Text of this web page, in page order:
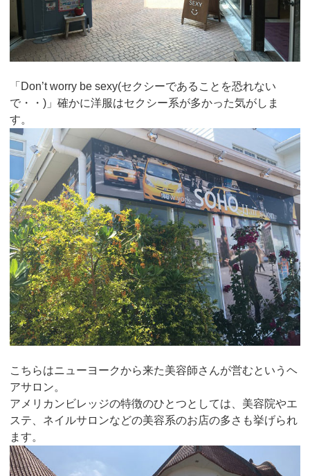
「Don’t worry be sexy(セクシーであることを恐れない
で・・)」確かに洋服はセクシー系が多かった気がしま
す。
こちらはニューヨークから来た美容師さんが営むというヘ
アサロン。
アメリカンビレッジの特徴のひとつとしては、美容院やエ
ステ、ネイルサロンなどの美容系のお店の多さも挙げられ
ます。